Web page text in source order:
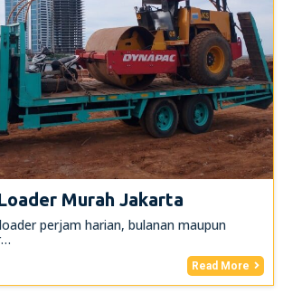
Murah Jakarta
perjam harian, bulanan maupun
Read More